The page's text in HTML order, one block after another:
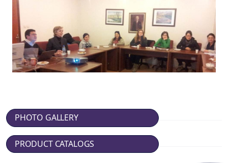
PHOTO GALLERY
PRODUCT CATALOGS